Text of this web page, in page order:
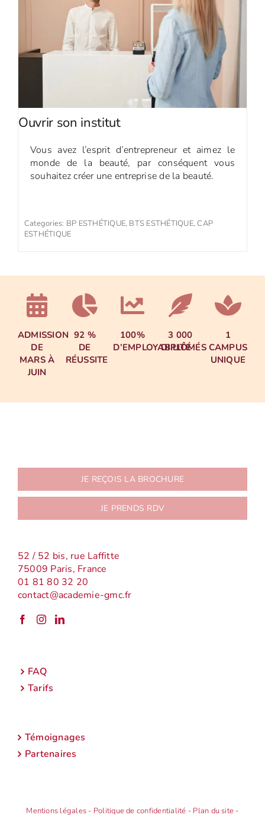
Ouvrir son institut
Vous avez l’esprit d’entrepreneur et aimez le
monde de la beauté, par conséquent vous
souhaitez créer une entreprise de la beauté.
Categories: BP ESTHÉTIQUE, BTS ESTHÉTIQUE,CAP
ESTHÉTIQUE
ADMISSION
DE
MARS À
JUIN
92 %
DE
RÉUSSITE
100%
D’EMPLOYABILITÉ
3 000
DIPLÔMÉS
1
CAMPUS
UNIQUE
JE REÇOIS LA BROCHURE
JE PRENDS RDV
52 / 52 bis, rue Laffitte
75009 Paris, France
01 81 80 32 20
contact@academie-gmc.fr
FAQ
Tarifs
Témoignages
Partenaires
Mentions légales - Politique de confidentialité - Plan du site -